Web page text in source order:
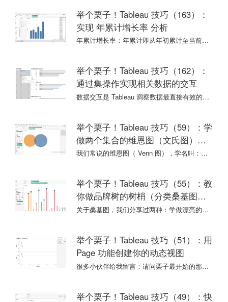
举个栗子！Tableau 技巧（163）：
实现 年累计增长率 分析
年累计增长率：年累计即从年初累计至当前日期，年累计增长率：本期年累计对比同期年累计的增长情况。例如：计算从 2020 年 1 月 1 日累计至 8 月 31 日的销售额，与 2019 年 1 月 1 日累计至 8 月 31 日的销售额增长情况。非常典型的应用就是 YTD( Year to Date )增长率分析。
举个栗子！Tableau 技巧（162）：
通过集操作实现相关数据的交互
数据交互是 Tableau 洞察数据最直接有效的方式。通常，将多个工作表放入同一个仪表板，通过筛选来实现数据联动，单击某个工作表中的内容，便可查看仪表板中其它工作表的相同内容情况。
举个栗子！Tableau 技巧（59）：学
做两个集合的维恩图（文氏图）
Venn diagram
我们常说的维恩图（ Venn 图），学名叫：文氏图（ Venn diagram ），又称温氏图。这种图表主要用于展示在不同的事物群组（集合）之间的数学或逻辑联系。
举个栗子！Tableau 技巧（55）：教
你做品牌树的树梢（分类桑基图栗
子补丁）
关于桑基图，我们分享过两种：学做漂亮的桑基图Sankeydiagram 和 巧妙制作分类桑基图。两种桑基图的区别，在分类桑基图的栗子中已有详细说明，这里就不再赘述。
举个栗子！Tableau 技巧（51）：用
Page 功能创建你的动态视图
很多小伙伴给我留言：请问栗子最开始的那个会动的图表（下图），是怎么做出来的？
举个栗子！Tableau 技巧（49）：快